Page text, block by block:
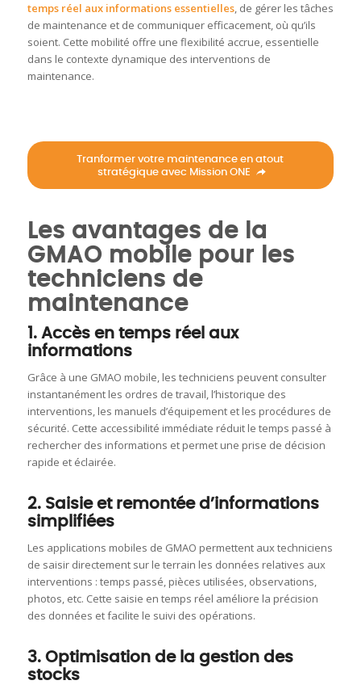
temps réel aux informations essentielles, de gérer les tâches
de maintenance et de communiquer efficacement, où qu’ils
soient. Cette mobilité offre une flexibilité accrue, essentielle
dans le contexte dynamique des interventions de
maintenance.
Tranformer votre maintenance en atout
stratégique avec Mission ONE
Les avantages de la
GMAO mobile pour les
techniciens de
maintenance
1. Accès en temps réel aux
informations
Grâce à une GMAO mobile, les techniciens peuvent consulter
instantanément les ordres de travail, l’historique des
interventions, les manuels d’équipement et les procédures de
sécurité. Cette accessibilité immédiate réduit le temps passé à
rechercher des informations et permet une prise de décision
rapide et éclairée.
2. Saisie et remontée d’informations
simplifiées
Les applications mobiles de GMAO permettent aux techniciens
de saisir directement sur le terrain les données relatives aux
interventions : temps passé, pièces utilisées, observations,
photos, etc. Cette saisie en temps réel améliore la précision
des données et facilite le suivi des opérations.
3. Optimisation de la gestion des
stocks